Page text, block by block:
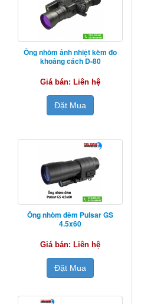
Ống nhòm ảnh nhiệt kèm đo
khoảng cách D-80
Giá bán: Liên hệ
Đặt Mua
Ống nhòm đêm Pulsar GS
4.5x60
Giá bán: Liên hệ
Đặt Mua